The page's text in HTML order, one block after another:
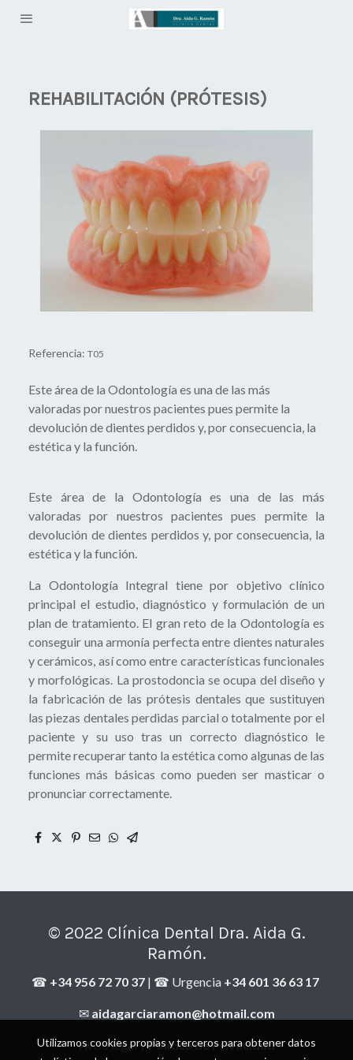
REHABILITACIÓN (PRÓTESIS)
Referencia: T05
Este área de la Odontología es una de las más
valoradas por nuestros pacientes pues permite la
devolución de dientes perdidos y, por consecuencia, la
estética y la función.
Este área de la Odontología es una de las más
valoradas por nuestros pacientes pues permite la
devolución de dientes perdidos y, por consecuencia, la
estética y la función.
La Odontología Integral tiene por objetivo clínico
principal el estudio, diagnóstico y formulación de un
plan de tratamiento. El gran reto de la Odontología es
conseguir una armonía perfecta entre dientes naturales
y cerámicos, así como entre características funcionales
y morfológicas. La prostodoncia se ocupa del diseño y
la fabricación de las prótesis dentales que sustituyen
las piezas dentales perdidas parcial o totalmente por el
paciente y su uso tras un correcto diagnóstico le
permite recuperar tanto la estética como algunas de las
funciones más básicas como pueden ser masticar o
pronunciar correctamente.
© 2022 Clínica Dental Dra. Aida G.
Ramón.
☎ +34 956 72 70 37 | ☎ Urgencia +34 601 36 63 17
✉ aidagarciaramon@hotmail.com
Aviso legal yPolítica de Privacidad
Utilizamos cookies propias y terceros para obtener datos